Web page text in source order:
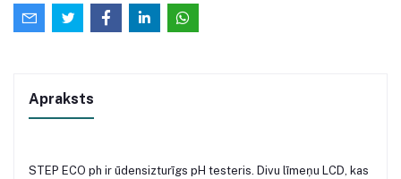
Apraksts
STEP ECO ph ir ūdensizturīgs pH testeris. Divu līmeņu LCD, kas